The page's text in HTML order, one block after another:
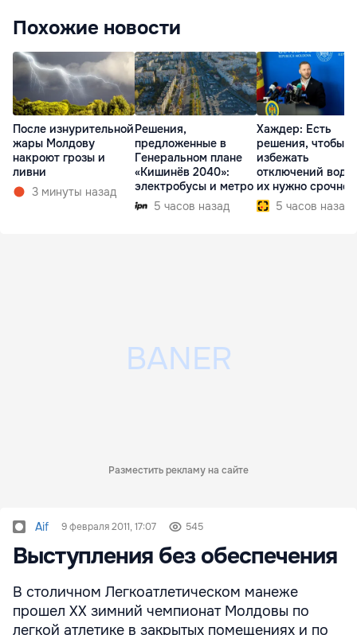
Похожие новости
После изнурительной
жары Молдову
накроют грозы и
ливни
3 минуты назад
Решения,
предложенные в
Генеральном плане
«Кишинёв 2040»:
электробусы и метро
5 часов назад
Хаждер: Есть
решения, чтобы
избежать
отключений
их нужно срочно
внедрить
5 часов назад
Разместить рекламу на сайте
Aif 9 февраля 2011, 17:07 545
Выступления без обеспечения
В столичном Легкоатлетическом манеже
прошел ХХ зимний чемпионат Молдовы по
легкой атлетике в закрытых помещениях и по